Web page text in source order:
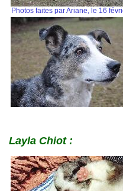
Photos faites par Ariane, le 16
Layla Chiot :